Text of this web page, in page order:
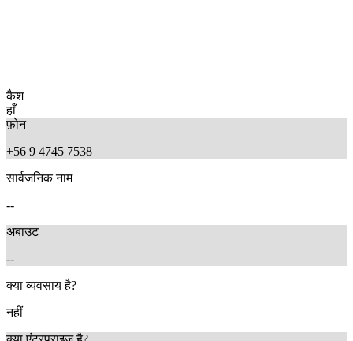
कैश
हाँ
फ़ोन
+56 9 4745 7538
सार्वजनिक नाम
--
अबाउट
--
क्या व्यवसाय है?
नहीं